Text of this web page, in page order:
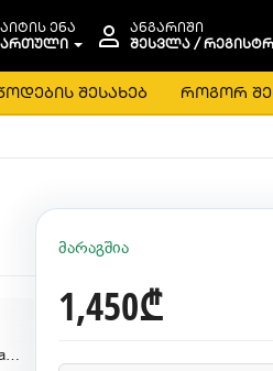
ენა
ანგარიში
ᲨᲔᲡᲕᲚᲐ /
შესახებ როგორ
ASUS ROG Thor 1200W Platinum III
მარაგშია
1,450₾